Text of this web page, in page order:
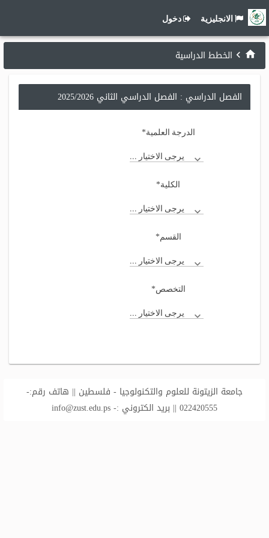
الانجليزية دخول
الخطط الدراسية
الفصل الدراسي : الفصل الدراسي الثاني 2025/2026
الدرجة العلمية*
يرجى الاختيار ...
الكلية*
يرجى الاختيار ...
القسم*
يرجى الاختيار ...
التخصص*
يرجى الاختيار ...
جامعة الزيتونة للعلوم والتكنولوجيا - فلسطين || هاتف رقم:-
022420555 || بريد الكتروني :-
info@zust.edu.ps